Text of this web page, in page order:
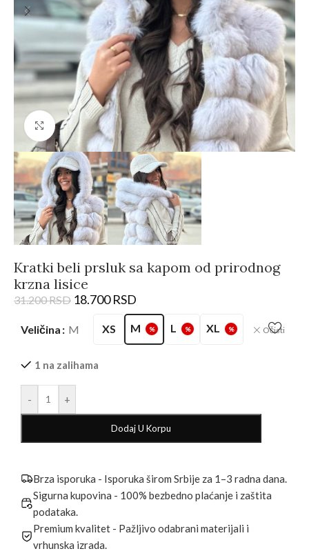
Kliknite da biste uvećali
Kratki beli prsluk sa kapom od prirodnog
krzna lisice
31.200RSD 18.700RSD
Veličina M XS M % L % XL % Očisti
1 na zalihama
- +
Dodaj U Korpu
Brza isporuka - Isporuka širom Srbije za 1–3 radna dana.
Sigurna kupovina - 100% bezbedno plaćanje i zaštita
podataka.
Premium kvalitet - Pažljivo odabrani materijali i
vrhunska izrada.